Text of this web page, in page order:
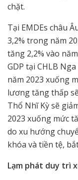
chặt.
Tại EMDEs châu
3,2% trong năm
tăng 2,2% vào
GDP tại CHLB
năm 2023 xuống
lương tăng thấp
Thổ Nhĩ Kỳ sẽ
2023 xuống mức
do xu hướng
khóa và tiền tệ,
Lạm phát duy trì